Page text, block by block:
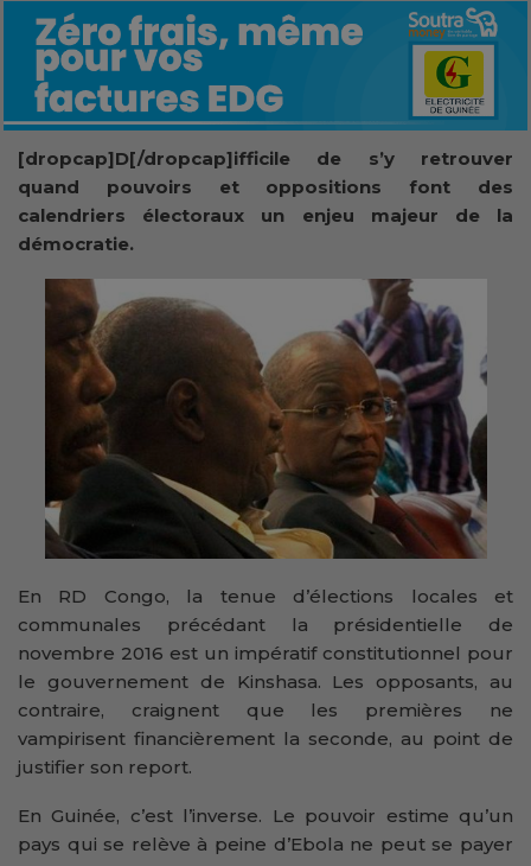
[dropcap]D[/dropcap]ifficile de s’y retrouver
quand pouvoirs et oppositions font des
calendriers électoraux un enjeu majeur de la
démocratie.
En RD Congo, la tenue d’élections locales et
communales précédant la présidentielle de
novembre 2016 est un impératif constitutionnel pour
le gouvernement de Kinshasa. Les opposants, au
contraire, craignent que les premières ne
vampirisent financièrement la seconde, au point de
justifier son report.
En Guinée, c’est l’inverse. Le pouvoir estime qu’un
pays qui se relève à peine d’Ebola ne peut se payer